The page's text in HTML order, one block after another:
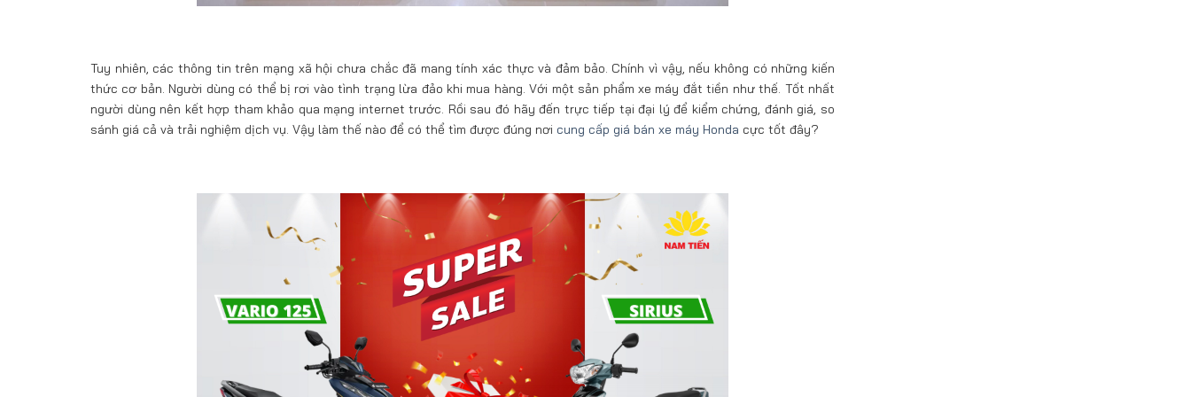
Tuy nhiên, các thông tin trên mạng xã hội chưa chắc đã mang tính xác thực và đảm bảo. Chính vì vậy, nếu không có những kiến
thức cơ bản. Người dùng có thể bị rơi vào tình trạng lừa đảo khi mua hàng. Với một sản phẩm xe máy đắt tiền như thế. Tốt nhất
người dùng nên kết hợp tham khảo qua mạng internet trước. Rồi sau đó hãy đến trực tiếp tại đại lý để kiểm chứng, đánh giá, so
sánh giá cả và trải nghiệm dịch vụ. Vậy làm thế nào để có thể tìm được đúng nơi cung cấp giá bán xe máy Honda cực tốt đây?